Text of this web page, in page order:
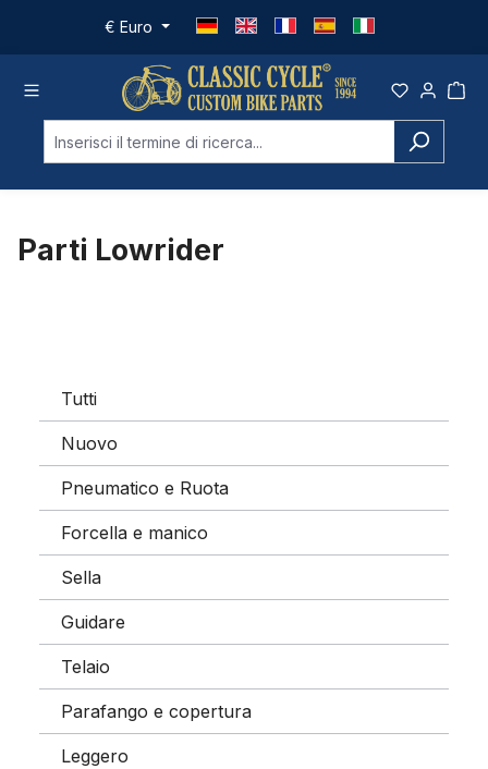
Passa al contenuto principale
€ Euro
Parti Lowrider
Tutti
Nuovo
Pneumatico e Ruota
Forcella e manico
Sella
Guidare
Telaio
Parafango e copertura
Leggero